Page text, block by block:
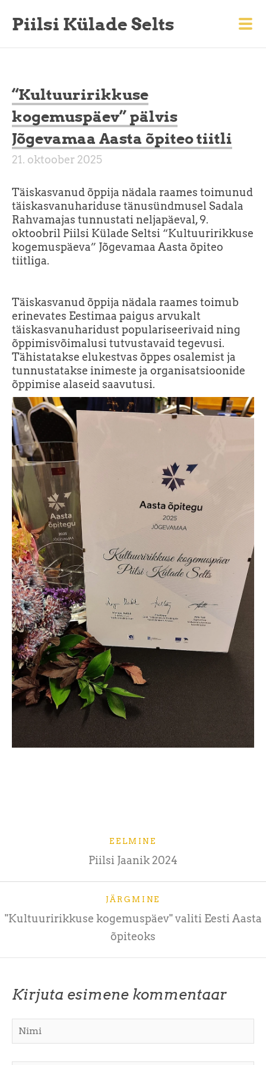
Piilsi Külade Selts
“Kultuuririkkuse
kogemuspäev” pälvis
Jõgevamaa Aasta õpiteo tiitli
21. oktoober 2025
Täiskasvanud õppija nädala raames toimunud
täiskasvanuhariduse tänusündmusel Sadala
Rahvamajas tunnustati neljapäeval, 9.
oktoobril Piilsi Külade Seltsi “Kultuuririkkuse
kogemuspäeva” Jõgevamaa Aasta õpiteo
tiitliga.
Täiskasvanud õppija nädala raames toimub
erinevates Eestimaa paigus arvukalt
täiskasvanuharidust populariseerivaid ning
õppimisvõimalusi tutvustavaid tegevusi.
Tähistatakse elukestvas õppes osalemist ja
tunnustatakse inimeste ja organisatsioonide
õppimise alaseid saavutusi.
EELMINE
Piilsi Jaanik 2024
JÄRGMINE
"Kultuuririkkuse kogemuspäev" valiti Eesti Aasta
õpiteoks
Kirjuta esimene kommentaar